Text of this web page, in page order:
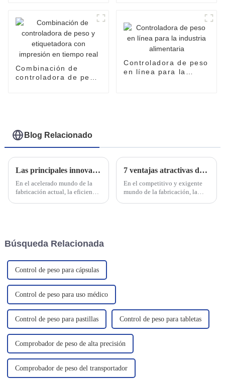
Combinación de
controladora de peso
Controladora de peso
en línea para la
Blog Relacionado
Las principales innovaciones en combinaciones de controladoras de peso y etiquetadoras que debe conocer
En el acelerado mundo de la
fabricación actual, la eficiencia
7 ventajas atractivas de elegir una envasadora de gránulos de múltiples carriles
En el competitivo y exigente
mundo de la fabricación, la
Búsqueda Relacionada
Control de peso para cápsulas
Control de peso para uso médico
Control de peso para pastillas Control de peso para tabletas
Comprobador de peso de alta precisión
Comprobador de peso del transportador